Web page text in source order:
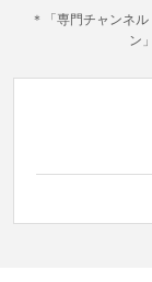
「専門チャンネ
ン